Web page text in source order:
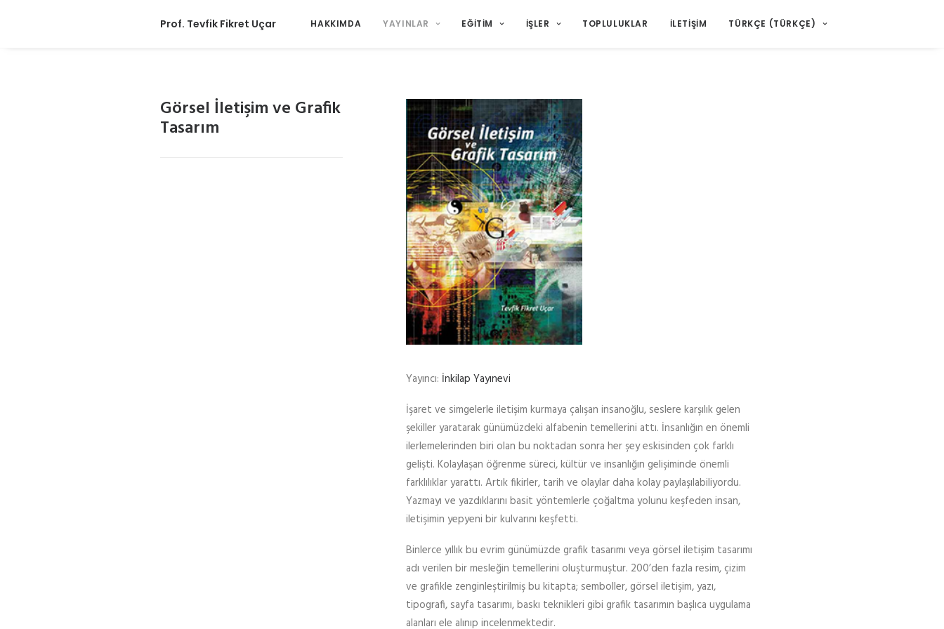
Prof. Tevfik Fikret Uçar HAKKIMDA YAYINLAR EĞITIM İŞLER TOPLULUKLAR İLETIŞIM TÜRKÇE (TÜRKÇE)
Görsel İletişim ve Grafik
Tasarım
Yayıncı: İnkilap Yayınevi
İşaret ve simgelerle iletişim kurmaya çalışan insanoğlu, seslere karşılık gelen
şekiller yaratarak günümüzdeki alfabenin temellerini attı. İnsanlığın en önemli
ilerlemelerinden biri olan bu noktadan sonra her şey eskisinden çok farklı
gelişti. Kolaylaşan öğrenme süreci, kültür ve insanlığın gelişiminde önemli
farklılıklar yarattı. Artık fikirler, tarih ve olaylar daha kolay paylaşılabiliyordu.
Yazmayı ve yazdıklarını basit yöntemlerle çoğaltma yolunu keşfeden insan,
iletişimin yepyeni bir kulvarını keşfetti.
Binlerce yıllık bu evrim günümüzde grafik tasarımı veya görsel iletişim tasarımı
adı verilen bir mesleğin temellerini oluşturmuştur. 200’den fazla resim, çizim
ve grafikle zenginleştirilmiş bu kitapta; semboller, görsel iletişim, yazı,
tipografi, sayfa tasarımı, baskı teknikleri gibi grafik tasarımın başlıca uygulama
alanları ele alınıp incelenmektedir.